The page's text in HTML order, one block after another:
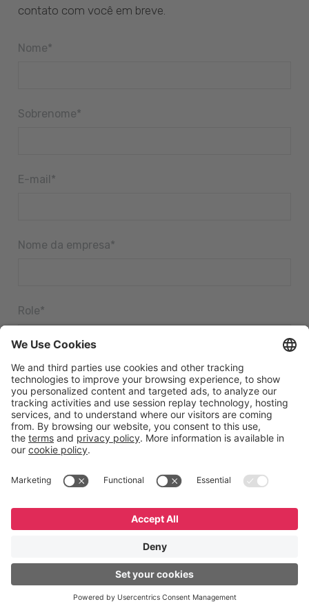
contato com você em breve.
Nome*
Sobrenome*
E-mail*
Nome da empresa*
Role*
Número de telefone *
Eu concordo em receber outras comunicações da GeneXus.
Eu li e aceito a
English Español Português